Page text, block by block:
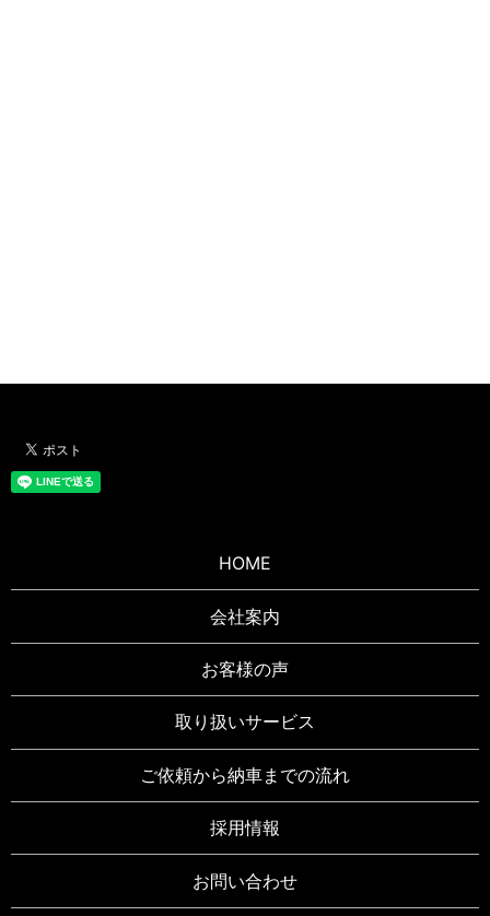
HOME
会社案内
お客様の声
取り扱いサービス
ご依頼から納車までの流れ
採用情報
お問い合わせ